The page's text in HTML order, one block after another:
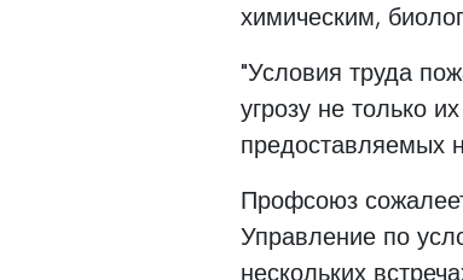
химическим,
"Условия труда
угрозу не только
предоставляемых
Профсоюз
Управление по
нескольких